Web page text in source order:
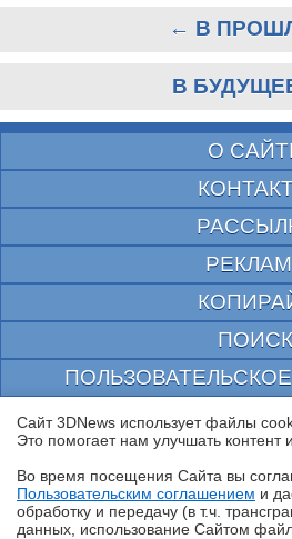
← В
В
О
ПОИСК
© 1997—2026 Электронное периодическое
выдано Федеральной Службой по надзору за
массовых коммуникаций и охране
При цитировании документа ссылка на сайт с
заимствование документа
Сайт 3DNews использует файлы
Это помогает нам улучшать контент
Во время посещения Cайта вы
Пользовательским соглашением и
обработку и передачу (в т.ч.
данных, использование Cайтом